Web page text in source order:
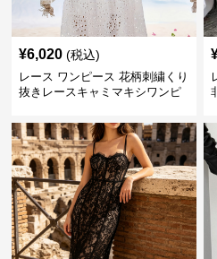
¥6,020 (税込)
レース ワンピース 花柄刺繍くり
抜きレースキャミマキシワンピ